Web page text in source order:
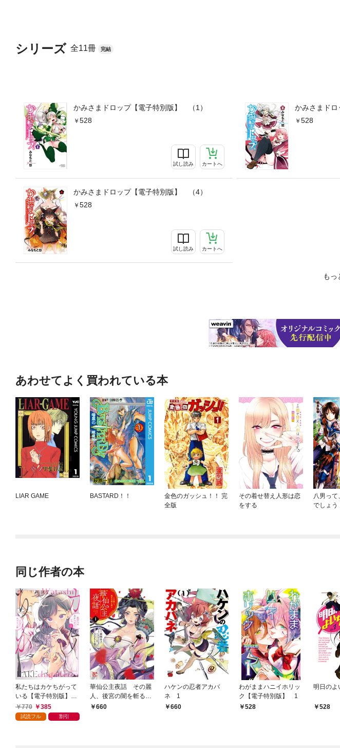
シリーズ 全11冊 完結
かみさまドロップ【電子特別版】 （1）
528
試し読み カートへ
かみさまド
528
かみさまドロップ【電子特別版】 （4）
528
試し読み カートへ
もっ
あわせてよく買われている本
LIAR GAME BASTARD！！
金色のガッシュ！！ 完
全版
その着せ替え人形は恋
をする
八男って
でしょう
同じ作者の本
私たちはカケちがって
いる【電子特別版】
1 770 385
試読フル 割引
華仙公主夜話 その麗
人、後宮の闇を斬る
【電子特別版】 1
660
ハケンの忍者アカバ
ネ 1
660
わがままハニイホリッ
ク【電子特別版】 1
528
明日の
528